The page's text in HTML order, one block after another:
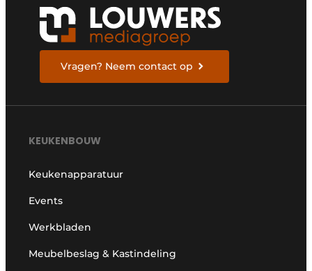
Vragen? Neem contact op
KEUKENBOUW
Keukenapparatuur
Events
Werkbladen
Meubelbeslag & Kastindeling